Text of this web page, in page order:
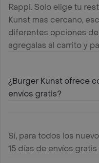
Rappi. Solo elige tu
Kunst mas cercano,
diferentes opciones
agregalas al carrito y
¿Burger Kunst ofrece
envíos gratis?
Sí, para todos los
15 días de envíos